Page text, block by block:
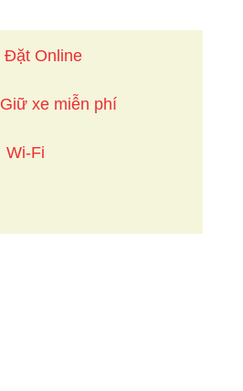
Đặt Online
Giữ xe miễn phí
Wi-Fi